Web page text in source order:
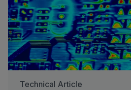
Technical Article